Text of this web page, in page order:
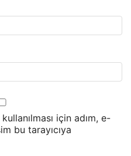
için adım, e-
bu tarayıcıya